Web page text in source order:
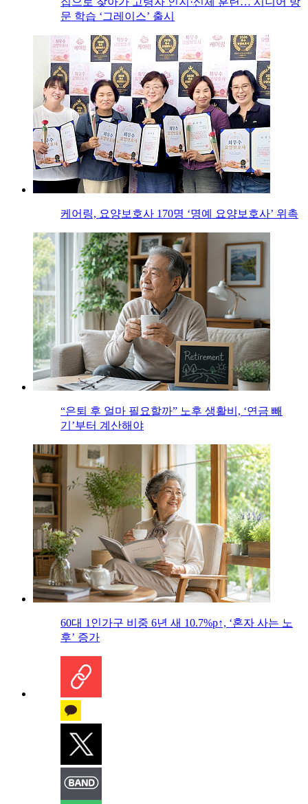
문 학습 ‘그레이스’ 출시
케어링, 요양보호사 170명 ‘명예 요양보호사’ 위촉
“은퇴 후 얼마 필요할까” 노후 생활비, ‘연금 빼
기’부터 계산해야
60대 1인가구 비중 6년 새 10.7%p↑, ‘혼자 사는 노
후’ 증가